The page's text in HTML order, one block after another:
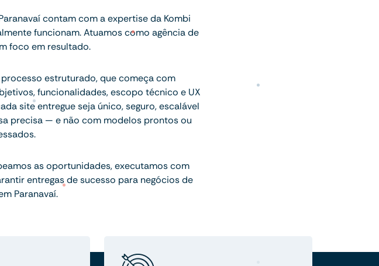
contam com a expertise da Kombi
funcionam. Atuamos como agência de
foco em resultado.
estruturado, que começa com
funcionalidades, escopo técnico e UX
site entregue seja único, seguro, escalável
precisa — e não com modelos prontos ou
as oportunidades, executamos com
entregas de sucesso para negócios de
Paranavaí.